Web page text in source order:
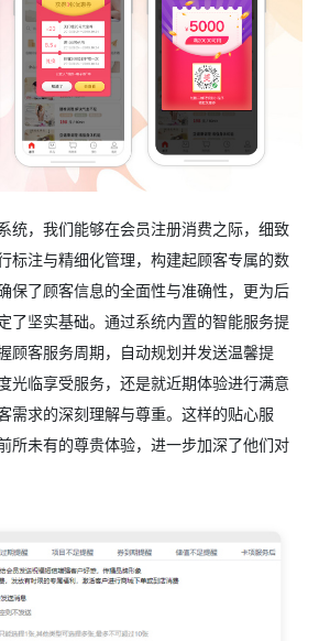
统，我们能够在会员注册消费之际，细致
标注与精细化管理，构建起顾客专属的数
保了顾客信息的全面性与准确性，更为后
了坚实基础。通过系统内置的智能服务提
顾客服务周期，自动规划并发送温馨提
光临享受服务，还是就近期体验进行满意
需求的深刻理解与尊重。这样的贴心服
所未有的尊贵体验，进一步加深了他们对